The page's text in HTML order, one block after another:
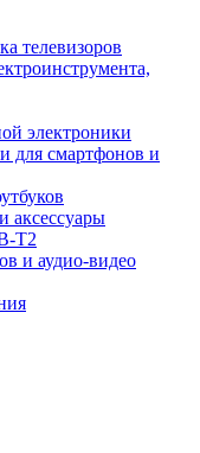
телевизоров
электроники
для смартфонов и
аксессуары
T2
и аудио-видео